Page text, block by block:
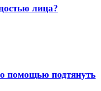
лица?
помощью подтянуть